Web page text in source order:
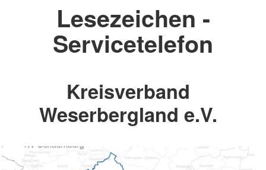
Lesezeichen -
Servicetelefon
Kreisverband
Weserbergland e.V.